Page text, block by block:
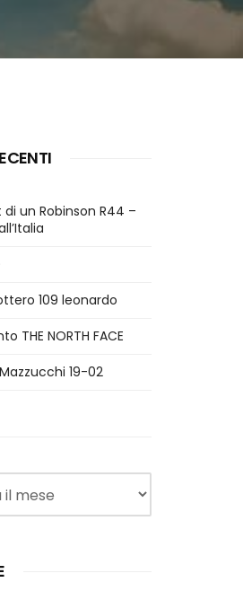
un Robinson R44 –
109 leonardo
THE NORTH FACE
19-02